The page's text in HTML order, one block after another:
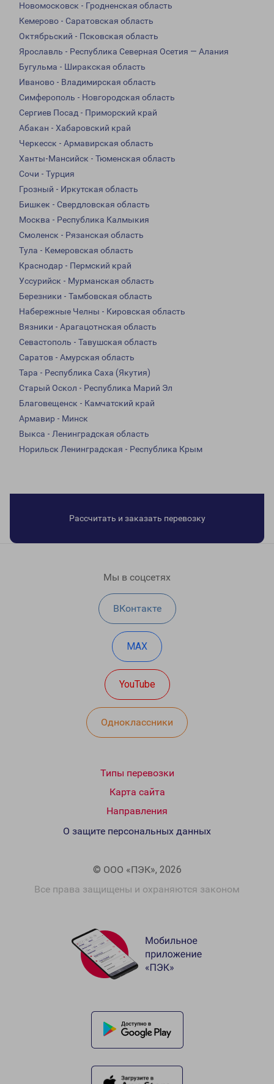
Новомосковск - Гродненская область
Кемерово - Саратовская область
Октябрьский - Псковская область
Ярославль - Республика Северная Осетия — Алания
Бугульма - Ширакская область
Иваново - Владимирская область
Симферополь - Новгородская область
Сергиев Посад - Приморский край
Абакан - Хабаровский край
Черкесск - Армавирская область
Ханты-Мансийск - Тюменская область
Сочи - Турция
Грозный - Иркутская область
Бишкек - Свердловская область
Москва - Республика Калмыкия
Смоленск - Рязанская область
Тула - Кемеровская область
Краснодар - Пермский край
Уссурийск - Мурманская область
Березники - Тамбовская область
Набережные Челны - Кировская область
Вязники - Арагацотнская область
Севастополь - Тавушская область
Саратов - Амурская область
Тара - Республика Саха (Якутия)
Старый Оскол - Республика Марий Эл
Благовещенск - Камчатский край
Армавир - Минск
Выкса - Ленинградская область
Норильск Ленинградская - Республика Крым
Рассчитать и заказать перевозку
Мы в соцсетях
ВКонтакте
MAX
YouTube
Одноклассники
Типы перевозки
Карта сайта
Направления
© ООО «ПЭК», 2026
Все права защищены и охраняются законом
О защите персональных данных